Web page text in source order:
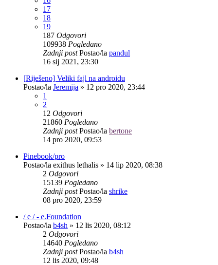
17
18
19
187 Odgovori
109938 Pogledano
Zadnji postPostao/la pandul
16 sij 2021, 23:30
[Riješeno] Veliki fajl na androidu
Postao/la Jeremija » 12 pro 2020, 23:44
1
2
12 Odgovori
21860 Pogledano
Zadnji postPostao/la bertone
14 pro 2020, 09:53
Pinebook/pro
Postao/la exithus lethalis » 14 lip 2020, 08:38
2 Odgovori
15139 Pogledano
Zadnji postPostao/la shrike
08 pro 2020, 23:59
/ e / - e.Foundation
Postao/la b4sh » 12 lis 2020, 08:12
2 Odgovori
14640 Pogledano
Zadnji postPostao/la b4sh
12 lis 2020, 09:48